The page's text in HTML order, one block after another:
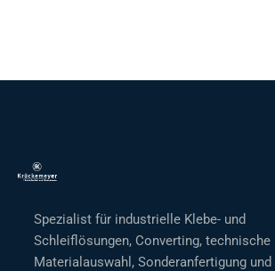
Spezialist für industrielle Klebe- und
Schleiflösungen, Converting, technische
Materialauswahl, Sonderanfertigung und